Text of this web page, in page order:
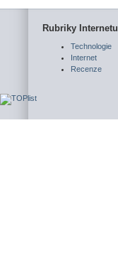
Rubriky
Technologie
Internet
Recenze